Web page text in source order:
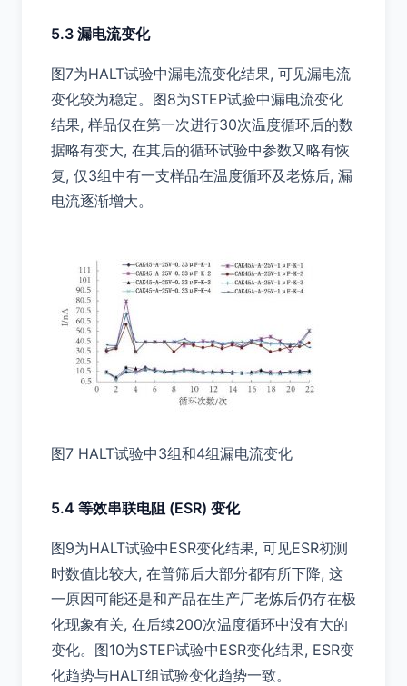
5.3 漏电流变化
图7为HALT试验中漏电流变化结果, 可见漏电流
变化较为稳定。图8为STEP试验中漏电流变化
结果, 样品仅在第一次进行30次温度循环后的数
据略有变大, 在其后的循环试验中参数又略有恢
复, 仅3组中有一支样品在温度循环及老炼后, 漏
电流逐渐增大。
图7 HALT试验中3组和4组漏电流变化
5.4 等效串联电阻 (ESR) 变化
图9为HALT试验中ESR变化结果, 可见ESR初测
时数值比较大, 在普筛后大部分都有所下降, 这
一原因可能还是和产品在生产厂老炼后仍存在极
化现象有关, 在后续200次温度循环中没有大的
变化。图10为STEP试验中ESR变化结果, ESR变
化趋势与HALT组试验变化趋势一致。